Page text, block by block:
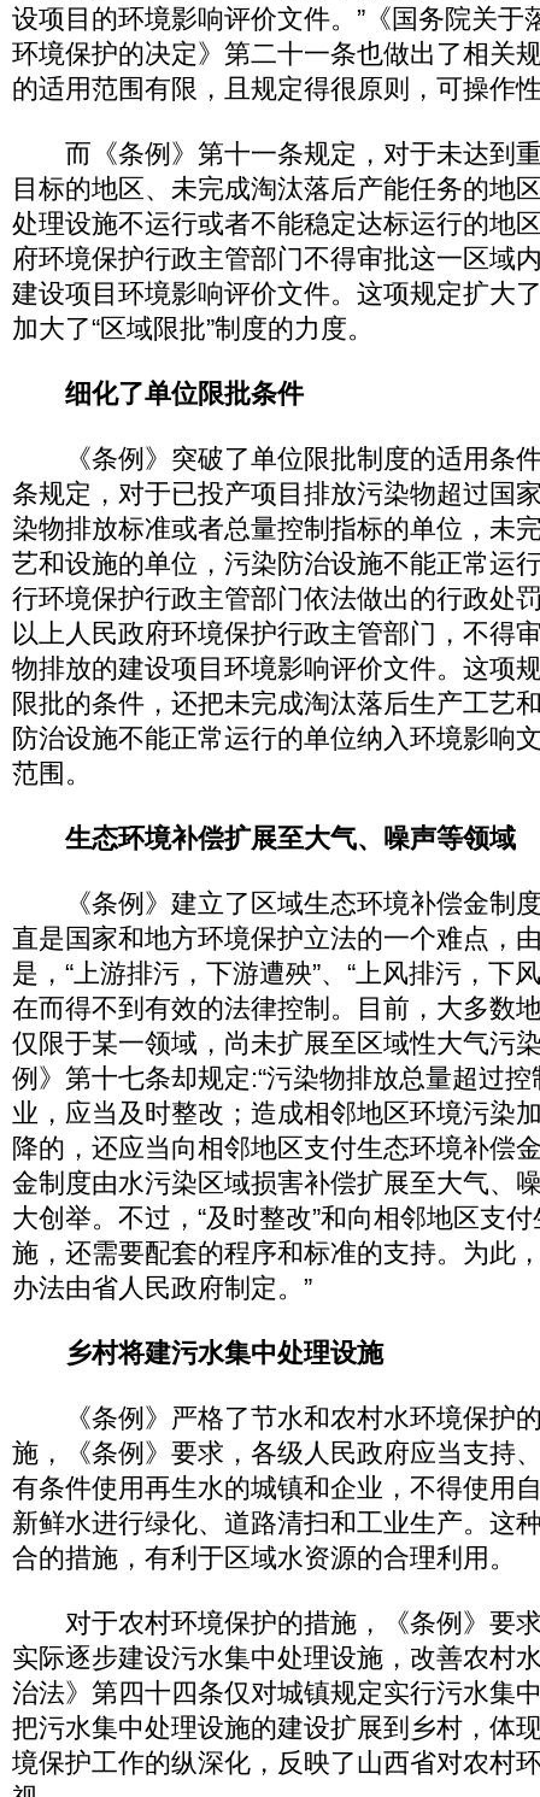
设项目的环境影响评价文件。”《国务院关于
环境保护的决定》第二十一条也做出了相关
的适用范围有限，且规定得很原则，可操作
而《条例》第十一条规定，对于未达到
目标的地区、未完成淘汰落后产能任务的地
处理设施不运行或者不能稳定达标运行的地
府环境保护行政主管部门不得审批这一区域
建设项目环境影响评价文件。这项规定扩大
加大了“区域限批”制度的力度。
细化了单位限批条件
《条例》突破了单位限批制度的适用条
条规定，对于已投产项目排放污染物超过国
染物排放标准或者总量控制指标的单位，未
艺和设施的单位，污染防治设施不能正常运
行环境保护行政主管部门依法做出的行政处
以上人民政府环境保护行政主管部门，不得
物排放的建设项目环境影响评价文件。这项
限批的条件，还把未完成淘汰落后生产工艺
防治设施不能正常运行的单位纳入环境影响
范围。
生态环境补偿扩展至大气、噪声等领域
《条例》建立了区域生态环境补偿金制
直是国家和地方环境保护立法的一个难点，
是，“上游排污，下游遭殃”、“上风排污，下
在而得不到有效的法律控制。目前，大多数
仅限于某一领域，尚未扩展至区域性大气污
例》第十七条却规定:“污染物排放总量超过
业，应当及时整改；造成相邻地区环境污染
降的，还应当向相邻地区支付生态环境补偿
金制度由水污染区域损害补偿扩展至大气、
大创举。不过，“及时整改”和向相邻地区支
施，还需要配套的程序和标准的支持。为此
办法由省人民政府制定。”
乡村将建污水集中处理设施
《条例》严格了节水和农村水环境保护
施，《条例》要求，各级人民政府应当支持
有条件使用再生水的城镇和企业，不得使用
新鲜水进行绿化、道路清扫和工业生产。这
合的措施，有利于区域水资源的合理利用。
对于农村环境保护的措施，《条例》要
实际逐步建设污水集中处理设施，改善农村
治法》第四十四条仅对城镇规定实行污水集
把污水集中处理设施的建设扩展到乡村，体
境保护工作的纵深化，反映了山西省对农村